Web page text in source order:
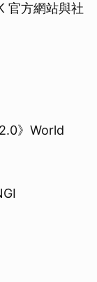
官方網站與社
》World